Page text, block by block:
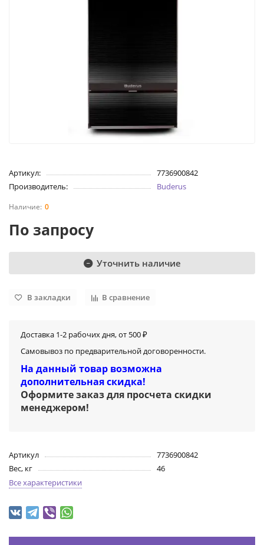
Артикул:
7736900842
Производитель:
Buderus
0
По запросу
Уточнить наличие
В закладки В сравнение
Доставка 1-2 рабочих дня, от 500 ₽
Самовывоз по предварительной договоренности.
На данный товар возможна
дополнительная скидка!
Оформите заказ для просчета скидки
менеджером!
Артикул
7736900842
Вес, кг
46
Все характеристики